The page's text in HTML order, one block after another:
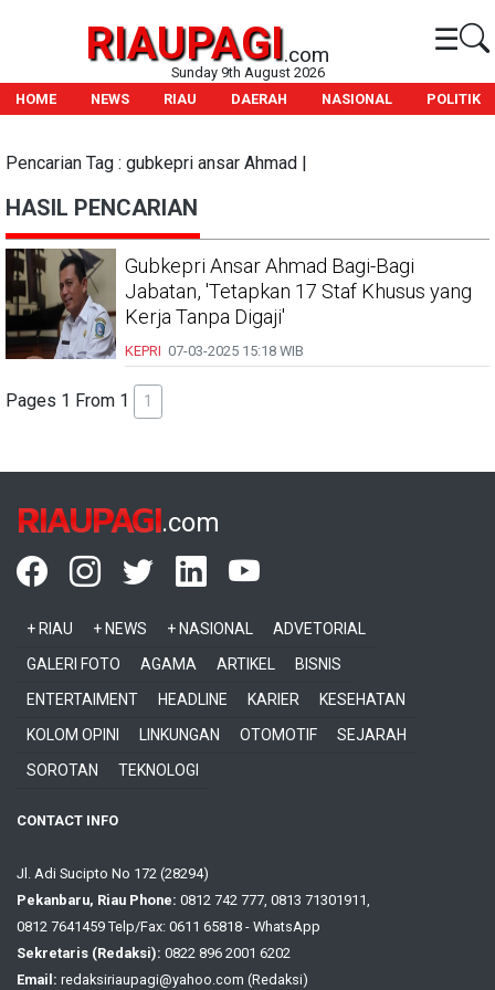
RIAUPAGI.com ☰
Sunday 9th August 2026
HOME
NEWS RIAU DAERAH NASIONAL POLITIK
Pencarian Tag : gubkepri ansar Ahmad |
HASIL PENCARIAN
Gubkepri Ansar Ahmad Bagi-Bagi
Jabatan, 'Tetapkan 17 Staf Khusus yang
Kerja Tanpa Digaji'
KEPRI 07-03-2025 15:18 WIB
Pages 1 From 1 1
RIAUPAGI.com
+ RIAU + NEWS + NASIONAL
ADVETORIAL
GALERI FOTO
AGAMA ARTIKEL
BISNIS
ENTERTAIMENT
HEADLINE KARIER
KESEHATAN
KOLOM OPINI
LINKUNGAN OTOMOTIF
SEJARAH
SOROTAN
TEKNOLOGI
CONTACT INFO
Jl. Adi Sucipto No 172 (28294)
Pekanbaru, Riau Phone: 0812 742 777, 0813 71301911,
0812 7641459 Telp/Fax: 0611 65818 - WhatsApp
Sekretaris (Redaksi): 0822 896 2001 6202
Email: redaksiriaupagi@yahoo.com (Redaksi)